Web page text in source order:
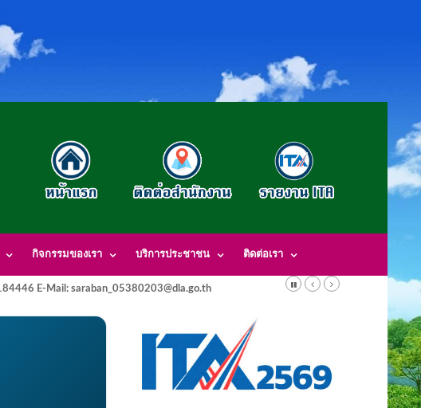
กิจกรรมของเรา บริการประชาชน ติดต่อเรา
E-Mail: saraban_05380203@dla.go.th